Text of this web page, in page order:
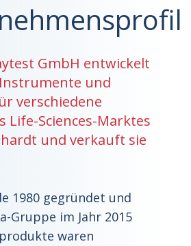
GmbH entwickelt
und
verschiedene
Life-Sciences-Marktes
und verkauft sie
1980 gegründet und
Gruppe im Jahr 2015
waren